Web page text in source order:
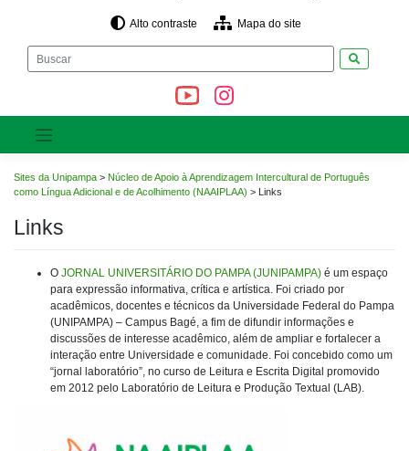
Alto contraste Mapa do site
Sites da Unipampa > Núcleo de Apoio à Aprendizagem Intercultural de Português
como Língua Adicional e de Acolhimento (NAAIPLAA) > Links
Links
O JORNAL UNIVERSITÁRIO DO PAMPA (JUNIPAMPA) é um espaço
para expressão informativa, crítica e artística. Foi criado por
acadêmicos, docentes e técnicos da Universidade Federal do Pampa
(UNIPAMPA) – Campus Bagé, a fim de difundir informações e
discussões de interesse acadêmico, além de ampliar e fortalecer a
interação entre Universidade e comunidade. Foi concebido como um
“jornal laboratório”, no curso de Leitura e Escrita Digital promovido
em 2012 pelo Laboratório de Leitura e Produção Textual (LAB).